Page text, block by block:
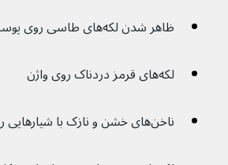
ظاهر شدن لکه‌های طاسی روی پوست سر
لکه‌های قرمز دردناک روی واژن
ناخن‌های خشن و نازک با شیارهایی روی آنها